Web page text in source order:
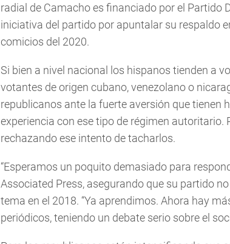
radial de Camacho es financiado por el Partido
iniciativa del partido por apuntalar su respaldo
comicios del 2020.
Si bien a nivel nacional los hispanos tienden a
votantes de origen cubano, venezolano o
republicanos ante la fuerte aversión que tienen
experiencia con ese tipo de régimen
rechazando ese intento de tacharlos.
“Esperamos un poquito demasiado para
Associated Press, asegurando que su partido
tema en el 2018. “Ya aprendimos. Ahora hay
periódicos, teniendo un debate serio sobre el